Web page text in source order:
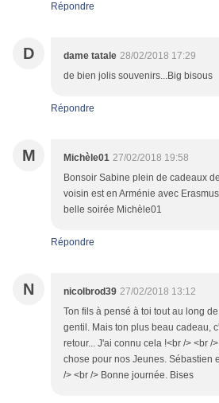
Répondre
D dame tatale 28/02/2018 17:29
de bien jolis souvenirs...Big bisous
Répondre
M Michèle01 27/02/2018 19:58
Bonsoir Sabine plein de cadeaux
voisin est en Arménie avec
belle soirée Michèle01
Répondre
N nicolbrod39 27/02/2018 13:12
Ton fils à pensé à toi tout au long
gentil. Mais ton plus beau cadeau,
retour... J'ai connu cela !<br /> <br /
chose pour nos Jeunes. Sébastien
/> <br /> Bonne journée. Bises